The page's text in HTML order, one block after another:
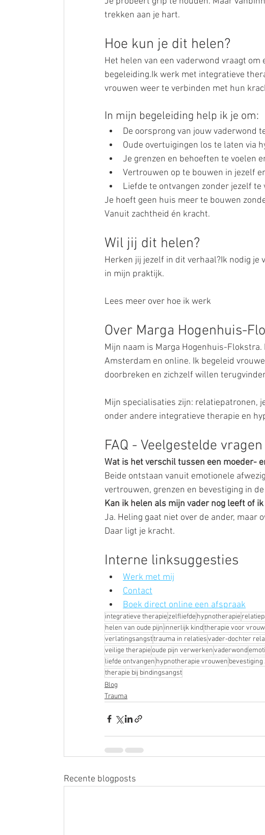
trekken aan je hart.
Hoe kun je dit helen?
Het helen van een vaderwond vraagt
begeleiding.Ik werk met integratieve
vrouwen weer te verbinden met hun
In mijn begeleiding help ik je om:
De oorsprong van jouw vaderwond
Oude overtuigingen los te laten via
Je grenzen en behoeften te voelen
Vertrouwen op te bouwen in jezelf
Liefde te ontvangen zonder jezelf te
Je hoeft geen huis meer te bouwen
Vanuit zachtheid én kracht.
Wil jij dit helen?
Herken jij jezelf in dit verhaal?Ik nodig
in mijn praktijk.
Lees meer over hoe ik werk
Over Marga Hogenhuis-
Mijn naam is Marga Hogenhuis-
Amsterdam en online. Ik begeleid
doorbreken en zichzelf willen
Mijn specialisaties zijn: relatiepatronen,
onder andere integratieve therapie en
FAQ - Veelgestelde vragen
Wat is het verschil tussen een moeder-
Beide ontstaan vanuit emotionele
vertrouwen, grenzen en bevestiging in
Kan ik helen als mijn vader nog leeft of
Ja. Heling gaat niet over de ander, maar
Daar ligt je kracht.
Interne linksuggesties
Werk met mij
Contact
Boek direct online een afspraak
integratieve therapiezelfliefdehypnotherapie
helen van oude pijn innerlijk kindtherapie voor
verlatingsangsttrauma in relatiesvader-dochter
veilige therapieoude pijn verwerkenvaderwond
liefde ontvangen hypnotherapie vrouwen bevestiging
therapie bij bindingsangst
Blog
Trauma
Recente blogposts